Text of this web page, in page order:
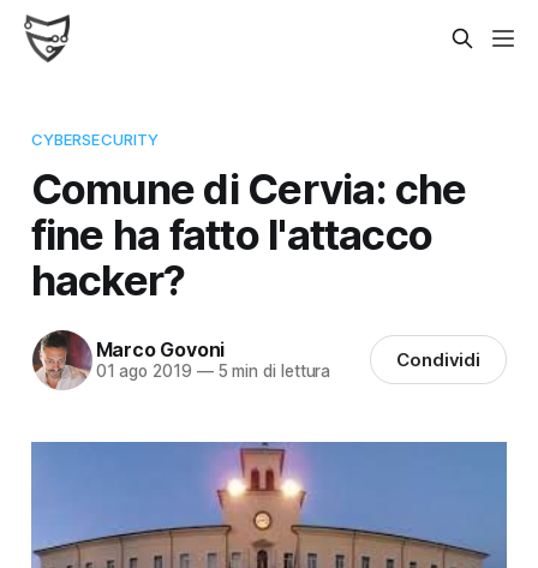
CYBERSECURITY
Comune di Cervia: che
fine ha fatto l'attacco
hacker?
Marco Govoni
01 ago 2019 —5 min di lettura Condividi